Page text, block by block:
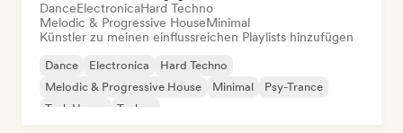
DanceElectronicaHard Techno
Melodic & Progressive HouseMinimal
Künstler zu meinen einflussreichen Playlists hinzufügen
Dance Electronica
Hard Techno
Melodic & Progressive House
Minimal
Psy-Trance
Tech House
Techno